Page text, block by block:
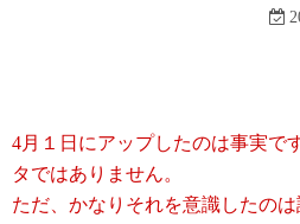
4月１日にアップしたのは事実で
タではありません。
ただ、かなりそれを意識したの